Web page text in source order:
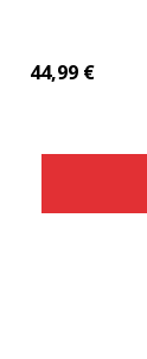
44,99 €